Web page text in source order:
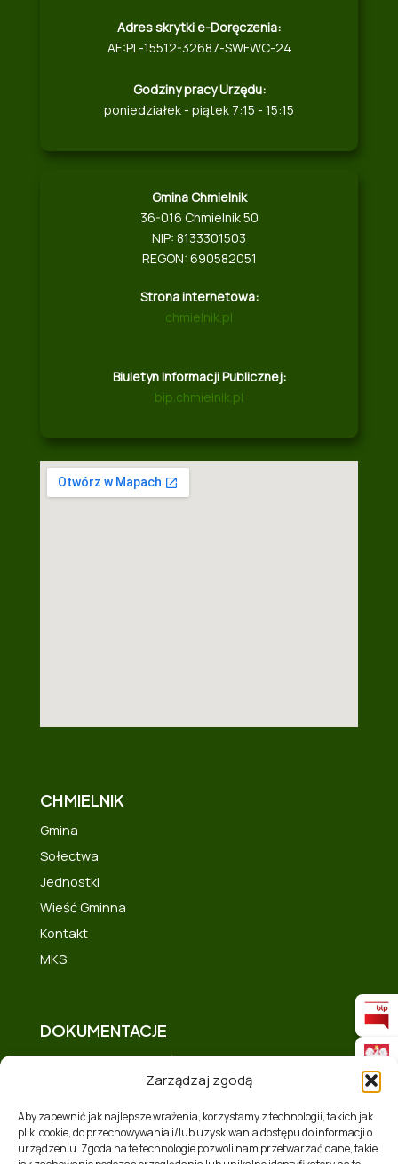
Zarządzaj zgodą
Aby zapewnić jak najlepsze wrażenia, korzystamy z technologii, takich jak
pliki cookie, do przechowywania i/lub uzyskiwania dostępu do informacji o
urządzeniu. Zgoda na te technologie pozwoli nam przetwarzać dane, takie
Adres skrytki e-Doręczenia:
AE:PL-15512-32687-SWFWC-24
Godziny pracy Urzędu:
poniedziałek - piątek 7:15 - 15:15
Gmina Chmielnik
36-016 Chmielnik 50
NIP: 8133301503
REGON: 690582051
Strona internetowa:
chmielnik.pl
Biuletyn Informacji Publicznej:
bip.chmielnik.pl
CHMIELNIK
Gmina
Sołectwa
Jednostki
Wieść Gminna
Kontakt
MKS
DOKUMENTACJE
Deklaracja dostępności
Polityka prywatności
Mapa strony
Polityka plików cookies (EU)